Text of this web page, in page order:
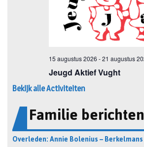
Bekijk alle Activiteiten
Familie berichten
Overleden: Annie Bolenius – Berkelmans